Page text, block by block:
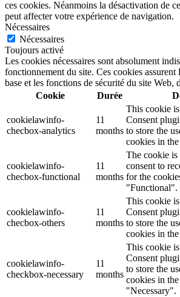
ces cookies. Néanmoins la désactivation de
peut affecter votre expérience de navigation.
Nécessaires
Nécessaires
Toujours activé
Les cookies nécessaires sont absolument
fonctionnement du site. Ces cookies assurent
base et les fonctions de sécurité du site Web,
Cookie
Durée
cookielawinfo-
checbox-analytics
11
months
This cookie
Consent
to store the
cookies in
cookielawinfo-
checbox-functional
11
months
The cookie
consent to
for the
"Functional".
cookielawinfo-
checbox-others
11
months
This cookie
Consent
to store the
cookies in
cookielawinfo-
checkbox-necessary
11
months
This cookie
Consent
to store the
cookies in
"Necessary".